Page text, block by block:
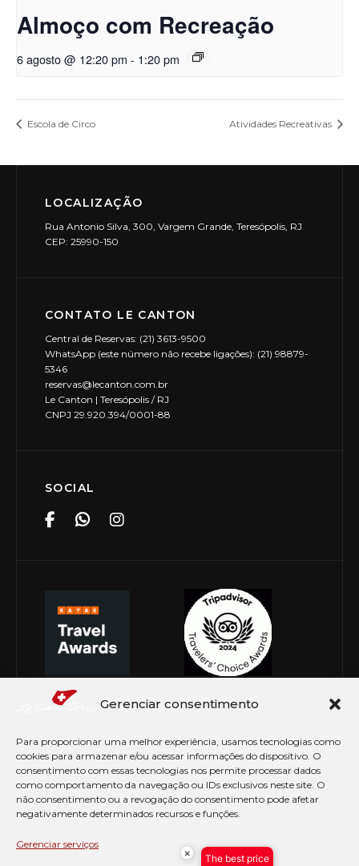
Gerenciar consentimento
Para proporcionar uma melhor experiência, usamos tecnologias como
cookies para armazenar e/ou acessar informações do dispositivo. O
consentimento com essas tecnologias nos permite processar dados
como comportamento da navegação ou IDs exclusivos neste site. O
não consentimento ou a revogação do consentimento pode afetar
negativamente determinados recursos e funções.
Gerenciar serviços
Almoço com Recreação
6 agosto @ 12:20 pm - 1:20 pm
Escola de Circo Atividades Recreativas
LOCALIZAÇÃO
Rua Antonio Silva, 300, Vargem Grande, Teresópolis, RJ
CEP: 25990-150
CONTATO LE CANTON
Central de Reservas: (21) 3613-9500
WhatsApp (este número não recebe ligações): (21) 98879-
5346
reservas@lecanton.com.br
Le Canton | Teresópolis / RJ
CNPJ 29.920.394/0001-88
SOCIAL
© Copyright 2026 Le Canton. Todos os direitos
× The best price